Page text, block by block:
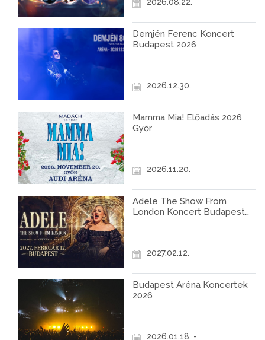
Demjén Ferenc Koncert
Budapest 2026
2026.12.30.
Mamma Mia! Előadás 2026
Győr
2026.11.20.
Adele The Show From
London Koncert Budapest
2027.02.12.
Budapest Aréna Koncertek
2026
2026.01.18. -